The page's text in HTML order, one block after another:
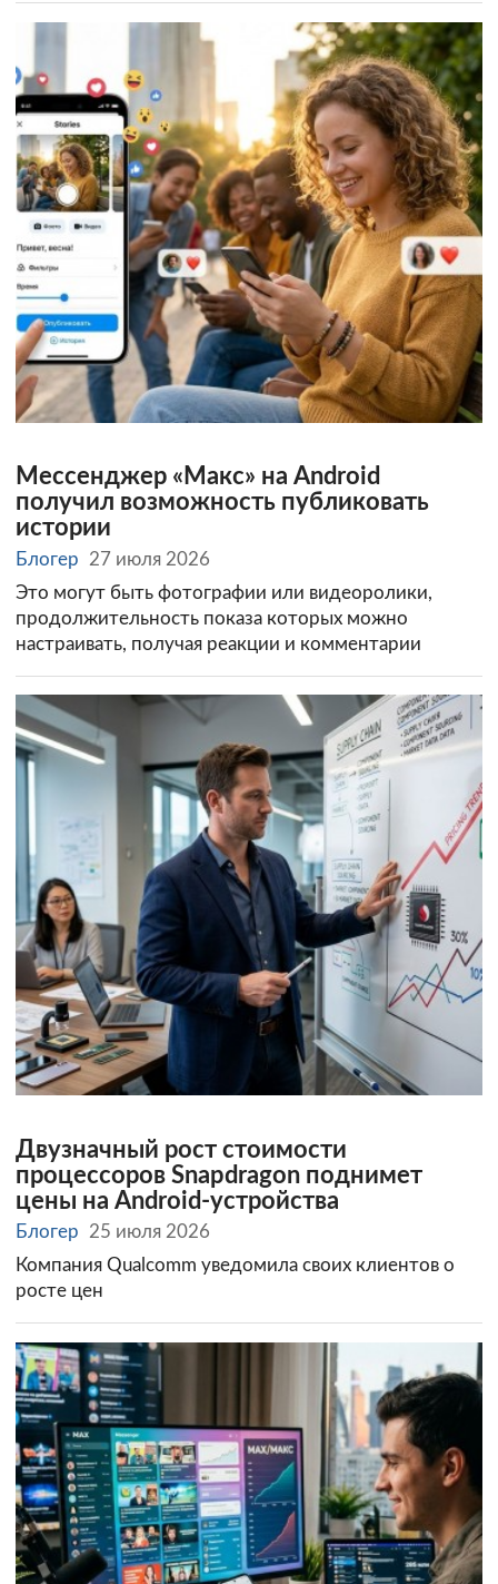
Мессенджер «Макс» на Android
получил возможность публиковать
истории
Блогер
27 июля 2026
Это могут быть фотографии или видеоролики,
продолжительность показа которых можно
настраивать, получая реакции и комментарии
Двузначный рост стоимости
процессоров Snapdragon поднимет
цены на Android-устройства
Блогер
25 июля 2026
Компания Qualcomm уведомила своих клиентов о
росте цен